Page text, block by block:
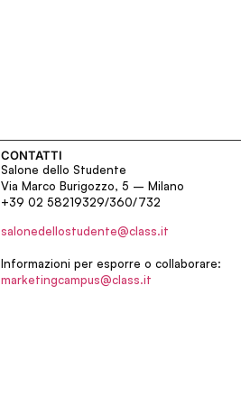
CONTATTI
Salone dello Studente
Via Marco Burigozzo, 5 – Milano
+39 02 58219329/360/732
salonedellostudente@class.it
Informazioni per esporre o collaborare:
marketingcampus@class.it